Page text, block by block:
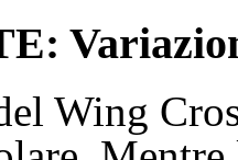
Wing